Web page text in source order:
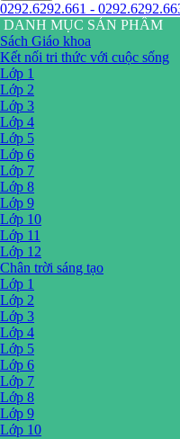
0292.6292.661 -
DANH MỤC SẢN PHẨM
Sách Giáo khoa
Kết nối tri thức với cuộc sống
Lớp 1
Lớp 2
Lớp 3
Lớp 4
Lớp 5
Lớp 6
Lớp 7
Lớp 8
Lớp 9
Lớp 10
Lớp 11
Lớp 12
Chân trời sáng tạo
Lớp 1
Lớp 2
Lớp 3
Lớp 4
Lớp 5
Lớp 6
Lớp 7
Lớp 8
Lớp 9
Lớp 10